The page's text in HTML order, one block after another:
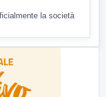
la società